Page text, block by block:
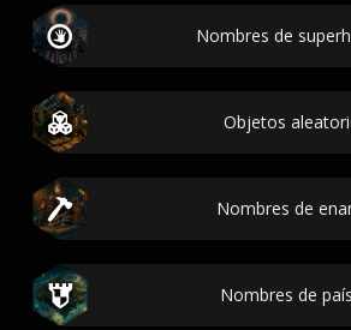
Nombres de
Objetos
Nombres de
Nombres de